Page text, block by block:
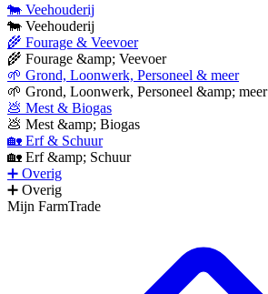
🐄 Veehouderij
🐄 Veehouderij
🌾 Fourage & Veevoer
🌾 Fourage &amp; Veevoer
🌱 Grond, Loonwerk, Personeel & meer
🌱 Grond, Loonwerk, Personeel &amp; meer
💩 Mest & Biogas
💩 Mest &amp; Biogas
🏡 Erf & Schuur
🏡 Erf &amp; Schuur
➕ Overig
➕ Overig
Mijn FarmTrade